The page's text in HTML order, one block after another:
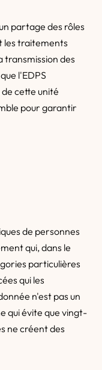
partage des rôles
les traitements
transmission des
l'EDPS
cette unité
pour garantir
de personnes
qui, dans le
particulières
qui les
n'est pas un
qui évite que vingt-
ne créent des